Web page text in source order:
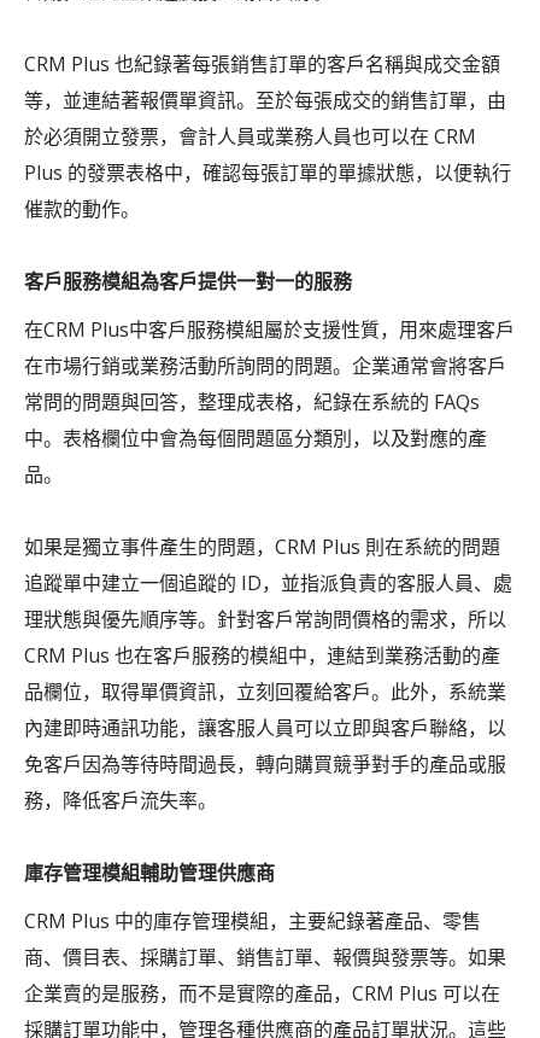
CRM Plus 也紀錄著每張銷售訂單的客戶名稱與成交金額
等，並連結著報價單資訊。至於每張成交的銷售訂單，由
於必須開立發票，會計人員或業務人員也可以在 CRM
Plus 的發票表格中，確認每張訂單的單據狀態，以便執行
催款的動作。
客戶服務模組為客戶提供一對一的服務
在CRM Plus中客戶服務模組屬於支援性質，用來處理客戶
在市場行銷或業務活動所詢問的問題。企業通常會將客戶
常問的問題與回答，整理成表格，紀錄在系統的 FAQs
中。表格欄位中會為每個問題區分類別，以及對應的產
品。
如果是獨立事件產生的問題，CRM Plus 則在系統的問題
追蹤單中建立一個追蹤的 ID，並指派負責的客服人員、處
理狀態與優先順序等。針對客戶常詢問價格的需求，所以
CRM Plus 也在客戶服務的模組中，連結到業務活動的產
品欄位，取得單價資訊，立刻回覆給客戶。此外，系統業
內建即時通訊功能，讓客服人員可以立即與客戶聯絡，以
免客戶因為等待時間過長，轉向購買競爭對手的產品或服
務，降低客戶流失率。
庫存管理模組輔助管理供應商
CRM Plus 中的庫存管理模組，主要紀錄著產品、零售
商、價目表、採購訂單、銷售訂單、報價與發票等。如果
企業賣的是服務，而不是實際的產品，CRM Plus 可以在
採購訂單功能中，管理各種供應商的產品訂單狀況。這些